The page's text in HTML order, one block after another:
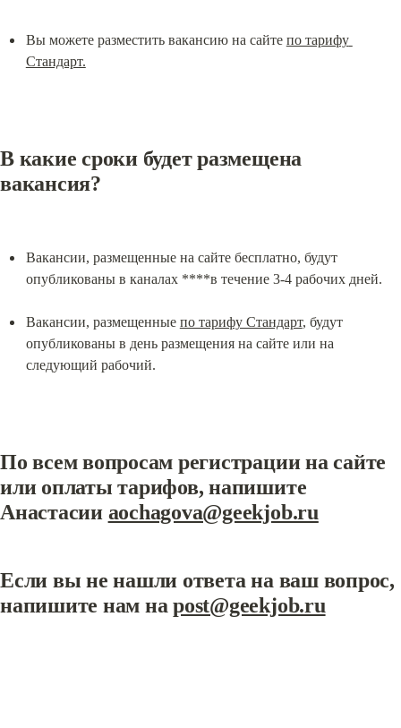
Вы можете разместить вакансию на сайте по тарифу
Стандарт.
В какие сроки будет размещена
вакансия?
Вакансии, размещенные на сайте бесплатно, будут
опубликованы в каналах ****в течение 3-4 рабочих дней.
Вакансии, размещенные по тарифу Стандарт, будут
опубликованы в день размещения на сайте или на
следующий рабочий.
По всем вопросам регистрации на сайте
или оплаты тарифов, напишите
Анастасии aochagova@geekjob.ru
Если вы не нашли ответа на ваш вопрос,
напишите нам на post@geekjob.ru